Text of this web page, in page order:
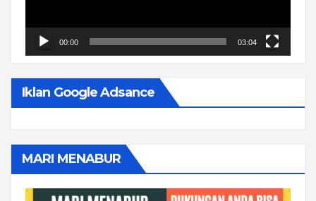
00:00 03:04
Iklan Google Adsance
MARI MENABUR